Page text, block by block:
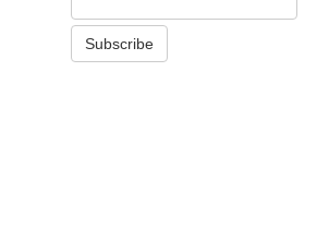
Subscribe